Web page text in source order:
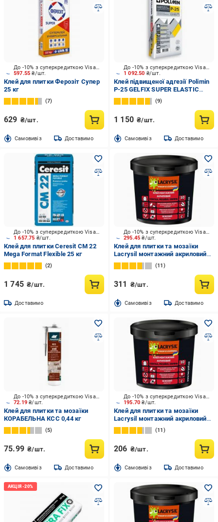
597.55₴/шт.
До -10% з суперкредиткою Visa Вигода
Клей для плитки Ферозіт Супер
25 кг
7
629 ₴/шт.
Cамовивіз Доставимо
1 092.50 ₴/шт.
До -10% з суперкредиткою Visa Вигода
Клей підвищеної адгезії Polimin
P-25 GELFIX SUPER ELASTIC
високоеластичний гелевий
C2TES1 25 кг
9
1 150 ₴/шт.
Cамовивіз Доставимо
1 657.75 ₴/шт.
До -10% з суперкредиткою Visa Вигода
Клей для плитки Ceresit CM 22
Mega Format Flexible 25 кг
2
1 745 ₴/шт.
Доставимо
295.45₴/шт.
До -10% з суперкредиткою Visa Вигода
Клей для плитки та мозаїки
Lacrysil монтажний акриловий
3 кг
11
311 ₴/шт.
Cамовивіз Доставимо
72.19₴/шт.
До -10% з суперкредиткою Visa Вигода
Клей для плитки та мозаїки
КОРАБЕЛЬНА КСС 0,44 кг
5
75.99 ₴/шт.
Cамовивіз Доставимо
195.70₴/шт.
До -10% з суперкредиткою Visa Вигода
Клей для плитки та мозаїки
Lacrysil монтажний акриловий
1,5 кг
11
206 ₴/шт.
Cамовивіз Доставимо